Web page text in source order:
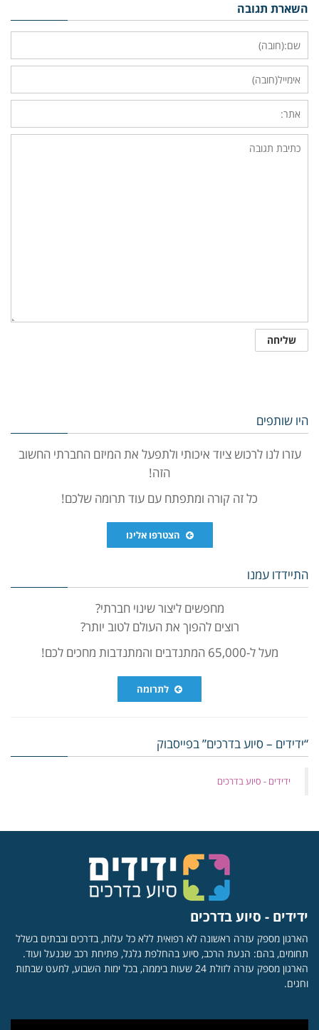
השארת תגובה
היו שותפים
עזרו לנו לרכוש ציוד איכותי ולתפעל את המיזם החברתי החשוב
הזה!
כל זה קורה ומתפתח עם עוד תרומה שלכם!
הצטרפו אלינו
התיידדו עמנו
מחפשים ליצור שינוי חברתי?
רוצים להפוך את העולם לטוב יותר?
מעל ל-65,000 המתנדבים והמתנדבות מחכים לכם!
לתרומה
“ידידים – סיוע בדרכים” בפייסבוק
‏ידידים - סיוע בדרכים
ידידים - סיוע בדרכים
הארגון מספק עזרה ראשונה לא רפואית ללא כל עלות, בדרכים ובבתים בשלל
תחומים, בהם: הנעת הרכב, סיוע בהחלפת גלגל, פתיחת רכב שננעל ועוד.
הארגון מספק עזרה לזולת 24 שעות ביממה, בכל ימות השבוע, למעט שבתות
וחגים.